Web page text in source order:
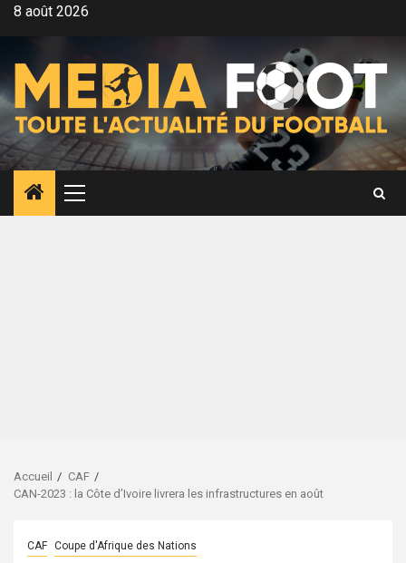
Aller8 août 2026
Menu
principal
Accueil
CAF
CAN-2023 : la Côte d’Ivoire livrera les infrastructures en août
CAF Coupe d'Afrique des Nations